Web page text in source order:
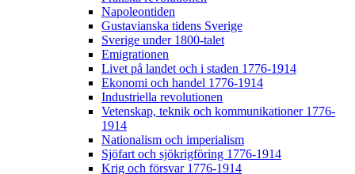
Napoleontiden
Gustavianska tidens Sverige
Sverige under 1800-talet
Emigrationen
Livet på landet och i staden 1776-1914
Ekonomi och handel 1776-1914
Industriella revolutionen
Vetenskap, teknik och kommunikationer 1776-
1914
Nationalism och imperialism
Sjöfart och sjökrigföring 1776-1914
Krig och försvar 1776-1914